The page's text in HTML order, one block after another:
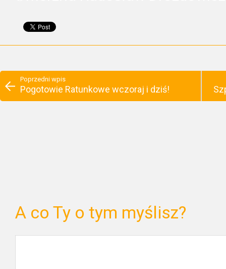
Poprzedni wpis
Pogotowie Ratunkowe wczoraj i dziś!
A co Ty o tym myślisz?